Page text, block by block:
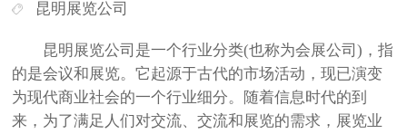
昆明展览公司
昆明展览公司 是一个行业分类(也称为会展公司)，指
的是会议和展览。它起源于古代的市场活动，现已演变
为现代商业社会的一个行业细分。随着信息时代的到
来，为了满足人们对交流、交流和展览的需求，展览业